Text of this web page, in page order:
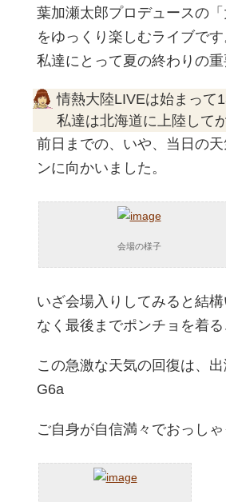
葉加瀬太郎プロデュースの
をゆっくり楽しむライブです
私達にとって夏の終わりの重
情熱大陸LIVEは始まって
私達は北海道に上陸して
前日までの、いや、当日の
ンに向かいました。
会場の様子
いざ会場入りしてみると結
なく最後までポンチョを着
この急激な天気の回復は、
G6a
ご自身が自信満々でおっし